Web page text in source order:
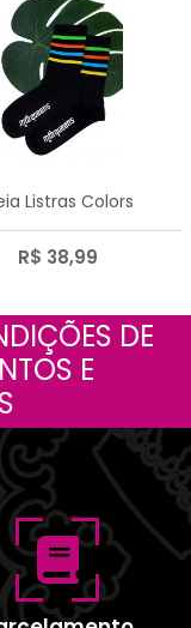
Listras Colors
R$ 38,99
DE
E